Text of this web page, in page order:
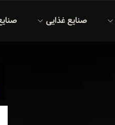
صنایع غذایی